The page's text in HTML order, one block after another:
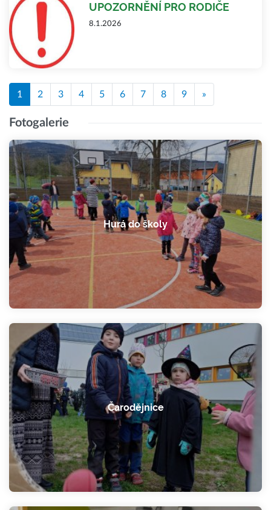
UPOZORNĚNÍ PRO RODIČE
8.1.2026
1 2 3 4 5 6 7 8 9 »
Fotogalerie
Hurá do školy
Čarodějnice